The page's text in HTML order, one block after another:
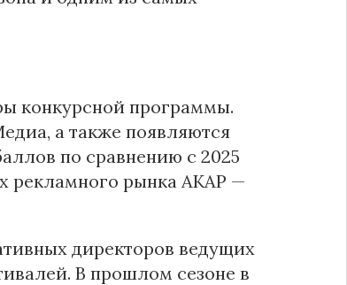
конкурсной программы.
а также появляются
по сравнению с 2025
рекламного рынка АКАР —
директоров ведущих
В прошлом сезоне в